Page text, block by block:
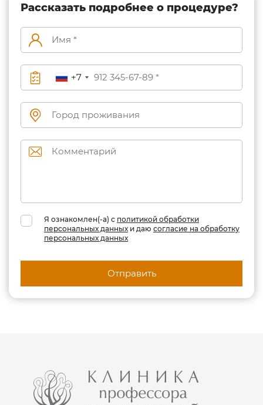
Рассказать подробнее о процедуре?
+7
Я ознакомлен(-а) с политикой обработки
персональных данных и даю согласие на обработку
персональных данных
Отправить